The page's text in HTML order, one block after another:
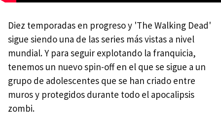
Diez temporadas en progreso y 'The Walking Dead'
sigue siendo una de las series más vistas a nivel
mundial. Y para seguir explotando la franquicia,
tenemos un nuevo spin-off en el que se sigue a un
grupo de adolescentes que se han criado entre
muros y protegidos durante todo el apocalipsis
zombi.